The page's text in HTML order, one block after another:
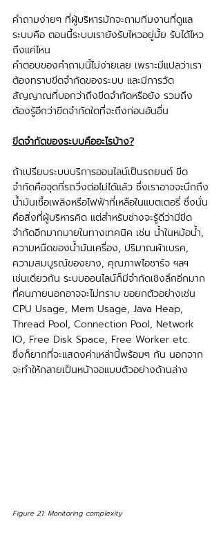
คำถามง่ายๆ ที่ผู้บริหารมักจะถามทีมงานที่ดูแล
ระบบคือ ตอนนี้ระบบเรายังรับไหวอยู่มั้ย รับได้ไหว
ถึงแค่ไหน
คำตอบของคำถามนี้ไม่ง่ายเลย เพราะมีแปลว่าเรา
ต้องทราบขีดจำกัดของระบบ และมีการวัด
สัญญาณที่บอกว่าถึงขีดจำกัดหรือยัง รวมถึง
ต้องรู้อีกว่าขีดจำกัดใดที่จะถึงก่อนอันอื่น
ขีดจำกัดของระบบคืออะไรบ้าง?
ถ้าเปรียบระบบบริการออนไลน์เป็นรถยนต์ ขีด
จำกัดคือจุดที่รถวิ่งต่อไม่ได้แล้ว ซึ่งเราอาจจะนึกถึง
น้ำมันเชื้อเพลิงหรือไฟฟ้าที่เหลือในแบตเตอรี่ ซึ่งนั่น
คือสิ่งที่ผู้บริหารคิด แต่สำหรับช่างจะรู้ดีว่ามีขีด
จำกัดอีกมากมายในทางเทคนิค เช่น น้ำในหม้อน้ำ,
ความหนืดของน้ำมันเครื่อง, ปริมาณผ้าเบรค,
ความสมบูรณ์ของยาง, คุณภาพไอชาร์จ ฯลฯ
เช่นเดียวกัน ระบบออนไลน์ก็มีจำกัดเชิงลึกอีกมาก
ที่คนภายนอกอาจจะไม่ทราบ ขอยกตัวอย่างเช่น
CPU Usage, Mem Usage, Java Heap,
Thread Pool, Connection Pool, Network
IO, Free Disk Space, Free Worker etc.
ซึ่งก็ยากที่จะแสดงค่าเหล่านี้พร้อมๆ กัน นอกจาก
จะทำให้กลายเป็นหน้าจอแบบตัวอย่างด้านล่าง
Figure 21: Monitoring complexity